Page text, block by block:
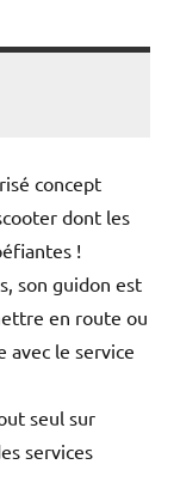
concept
dont les
!
son guidon est
en route ou
avec le service
seul sur
services